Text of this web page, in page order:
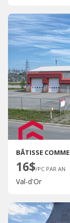
BÂTISSE
16$/PC PAR AN
Val-d'Or